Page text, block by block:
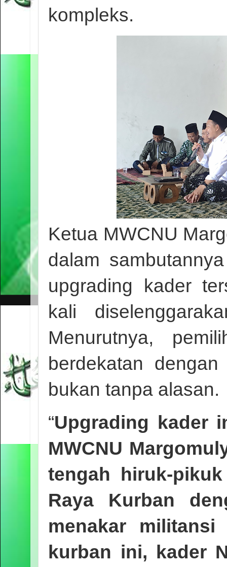
kompleks.
Ketua MWCNU
dalam
upgrading kader
kali
Menurutnya,
berdekatan
bukan tanpa alasan.
“Upgrading kader
MWCNU
tengah hiruk-
Raya Kurban
menakar
kurban ini, kader